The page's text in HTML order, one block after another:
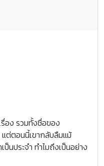
รื่อง รวมทั้งชื่อของ
แต่ตอนนี้เขากลับลืมแม้
ป็นประจำ ทำไมถึงเป็นอย่าง